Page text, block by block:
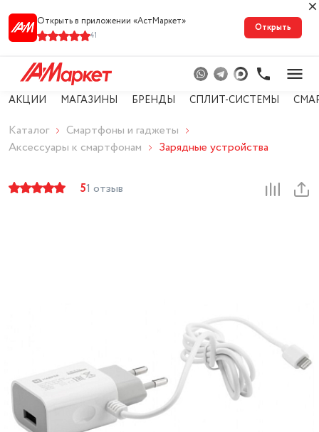
Открыть в приложении «АстМарке‪т‬»
41
Открыть
АКЦИИ МАГАЗИНЫ БРЕНДЫ СПЛИТ-СИСТЕМЫ
Каталог
Смартфоны и гаджеты
Аксессуары к смартфонам
Зарядные устройства
51 отзыв